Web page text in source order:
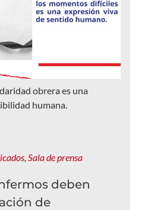
obrera es una
humana.
Sala de prensa
deben
de